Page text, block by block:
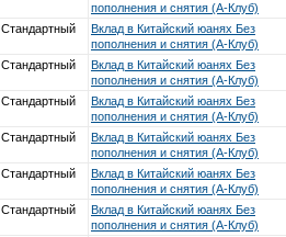
пополнения и снятия (А-Клуб)
Стандартный
Вклад в Китайский юанях Без
пополнения и снятия (А-Клуб)
Стандартный
Вклад в Китайский юанях Без
пополнения и снятия (А-Клуб)
Стандартный
Вклад в Китайский юанях Без
пополнения и снятия (А-Клуб)
Стандартный
Вклад в Китайский юанях Без
пополнения и снятия (А-Клуб)
Стандартный
Вклад в Китайский юанях Без
пополнения и снятия (А-Клуб)
Стандартный
Вклад в Китайский юанях Без
пополнения и снятия (А-Клуб)